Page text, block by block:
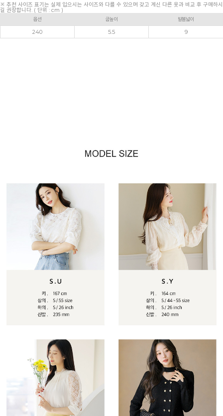
※ 추천 사이즈 표기는 실제 입으시는 사이즈와 다를 수 있으며 갖고 계신 다른 옷과 비교 후 구매하시
길 권장합니다. ( 단위 : cm )
옵션 굽높이 발볼넓이
240 5.5 9